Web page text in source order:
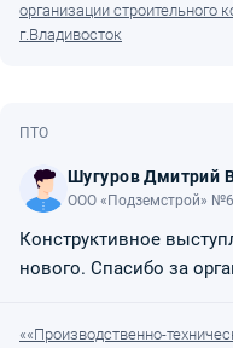
организации строительного
г.Владивосток
ПТО
Шугуров Дмитрий
ООО «Подземстрой» №6
Конструктивное
нового. Спасибо за
««Производственно-